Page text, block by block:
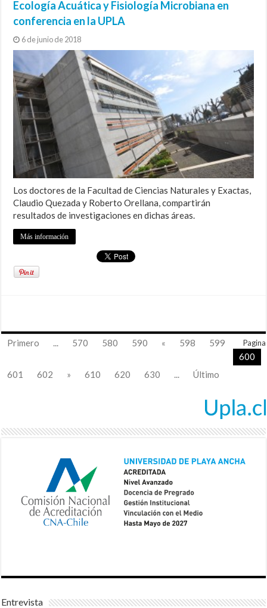
Ecología Acuática y Fisiología Microbiana en
conferencia en la UPLA
6 de junio de 2018
Los doctores de la Facultad de Ciencias Naturales y Exactas,
Claudio Quezada y Roberto Orellana, compartirán
resultados de investigaciones en dichas áreas.
Más información
Pagina
Primero ... 570 580 590 « 598
599
600
601
602 » 610 620 630 ... Último
Entrevista